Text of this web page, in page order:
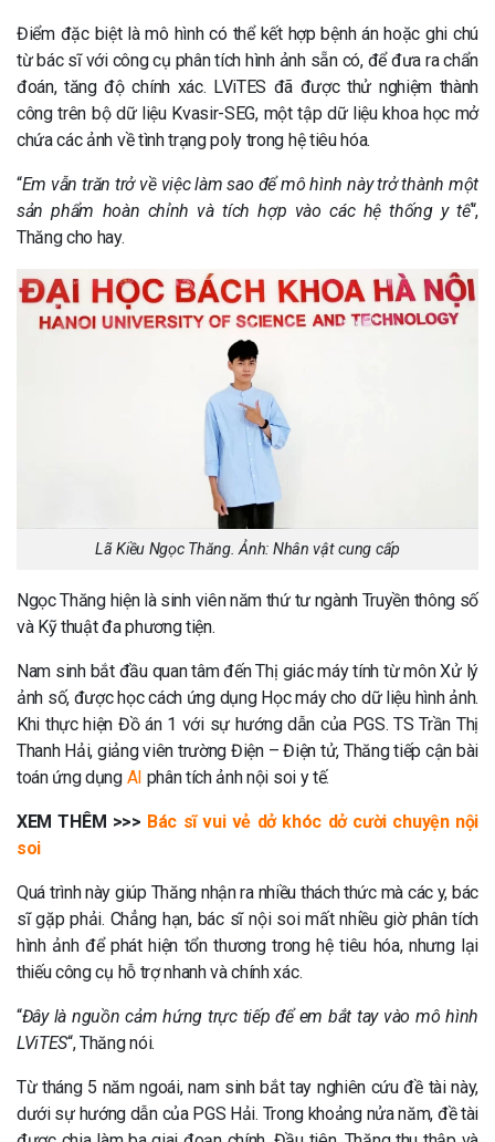
Điểm đặc biệt là mô hình có thể kết hợp bệnh án hoặc ghi chú
từ bác sĩ với công cụ phân tích hình ảnh sẵn có, để đưa ra chẩn
đoán, tăng độ chính xác. LViTES đã được thử nghiệm thành
công trên bộ dữ liệu Kvasir-SEG, một tập dữ liệu khoa học mở
chứa các ảnh về tình trạng poly trong hệ tiêu hóa.
“Em vẫn trăn trở về việc làm sao để mô hình này trở thành một
sản phẩm hoàn chỉnh và tích hợp vào các hệ thống y tế“,
Thăng cho hay.
Lã Kiều Ngọc Thăng. Ảnh: Nhân vật cung cấp
Ngọc Thăng hiện là sinh viên năm thứ tư ngành Truyền thông số
và Kỹ thuật đa phương tiện.
Nam sinh bắt đầu quan tâm đến Thị giác máy tính từ môn Xử lý
ảnh số, được học cách ứng dụng Học máy cho dữ liệu hình ảnh.
Khi thực hiện Đồ án 1 với sự hướng dẫn của PGS. TS Trần Thị
Thanh Hải, giảng viên trường Điện – Điện tử, Thăng tiếp cận bài
toán ứng dụng AI phân tích ảnh nội soi y tế.
XEM THÊM >>> Bác sĩ vui vẻ dở khóc dở cười chuyện nội
soi
Quá trình này giúp Thăng nhận ra nhiều thách thức mà các y, bác
sĩ gặp phải. Chẳng hạn, bác sĩ nội soi mất nhiều giờ phân tích
hình ảnh để phát hiện tổn thương trong hệ tiêu hóa, nhưng lại
thiếu công cụ hỗ trợ nhanh và chính xác.
“Đây là nguồn cảm hứng trực tiếp để em bắt tay vào mô hình
LViTES“, Thăng nói.
Từ tháng 5 năm ngoái, nam sinh bắt tay nghiên cứu đề tài này,
dưới sự hướng dẫn của PGS Hải. Trong khoảng nửa năm, đề tài